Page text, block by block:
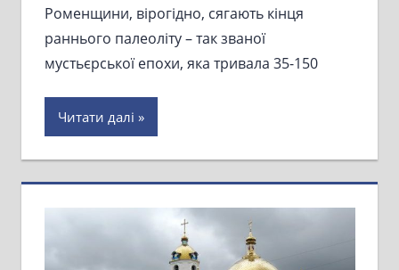
Роменщини, вірогідно, сягають кінця
раннього палеоліту – так званої
мустьєрської епохи, яка тривала 35-150
Читати далі